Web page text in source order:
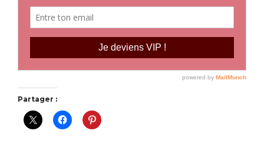
Partager :